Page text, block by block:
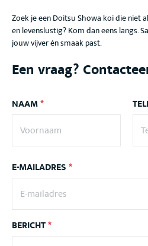
Zoek je een Doitsu Showa koi die niet
en levenslustig? Kom dan eens langs.
jouw vijver én smaak past.
Een vraag?
NAAM*
E-MAILADRES*
BERICHT*